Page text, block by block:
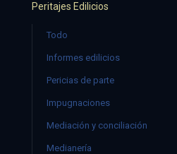
Peritajes Edilicios
Todo
Informes edilicios
Pericias de parte
Impugnaciones
Mediación y conciliación
Medianería